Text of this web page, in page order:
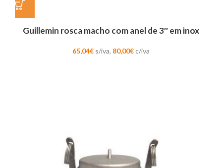
Guillemin rosca macho com anel de 3″ em inox
65,04€ s/iva, 80,00€c/iva